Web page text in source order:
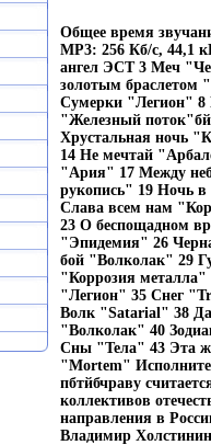
Общее время
МР3: 256 Кб/с, 44,1
ангел ЭСТ 3 Меч
золотым браслетом
Сумерки "Легион" 8
"Железный
Хрустальная ночь
14 He мечтай
"Ария" 17 Между
рукопись" 19 Ночь
Слава всем нам
23 О беспощадном
"Эпидемия" 26
бой "Волколак" 29
"Коррозия
"Легион" 35 Снег
Волк "Satarial" 38
"Волколак" 40
Сны "Тела" 43 Эта
"Mortem"
пбтйбчраву
коллективов
направления в
Владимир